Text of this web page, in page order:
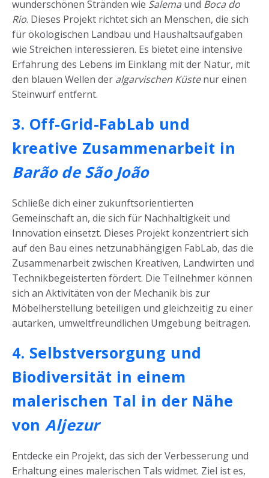
wunderschönen Stränden wie Salema und Boca do
Rio. Dieses Projekt richtet sich an Menschen, die sich
für ökologischen Landbau und Haushaltsaufgaben
wie Streichen interessieren. Es bietet eine intensive
Erfahrung des Lebens im Einklang mit der Natur, mit
den blauen Wellen der algarvischen Küstenur einen
Steinwurf entfernt.
3. Off-Grid-FabLab und
kreative Zusammenarbeit in
Barão de São João
Schließe dich einer zukunftsorientierten
Gemeinschaft an, die sich für Nachhaltigkeit und
Innovation einsetzt. Dieses Projekt konzentriert sich
auf den Bau eines netzunabhängigen FabLab, das die
Zusammenarbeit zwischen Kreativen, Landwirten und
Technikbegeisterten fördert. Die Teilnehmer können
sich an Aktivitäten von der Mechanik bis zur
Möbelherstellung beteiligen und gleichzeitig zu einer
autarken, umweltfreundlichen Umgebung beitragen.
4. Selbstversorgung und
Biodiversität in einem
malerischen Tal in der Nähe
von Aljezur
Entdecke ein Projekt, das sich der Verbesserung und
Erhaltung eines malerischen Tals widmet. Ziel ist es,